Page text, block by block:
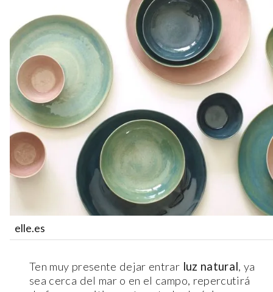
elle.es
Ten muy presente dejar entrar luz natural, ya
sea cerca del mar o en el campo, repercutirá